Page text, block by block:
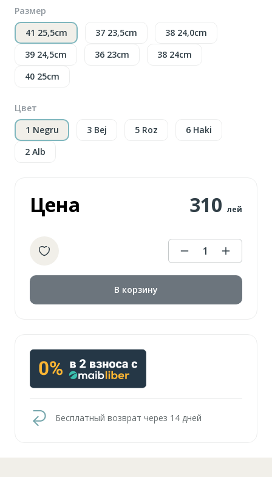
Размер
41 25,5cm
37 23,5cm
38 24,0cm
39 24,5cm
36 23cm
38 24cm
40 25cm
Цвет
1 Negru
3 Bej 5 Roz
6 Haki
2 Alb
Цена 310 лей
1
В корзину
Бесплатный возврат через 14 дней